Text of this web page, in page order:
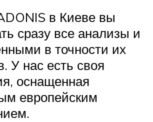
в Киеве вы
сразу все анализы и
в точности их
У нас есть своя
оснащенная
европейским